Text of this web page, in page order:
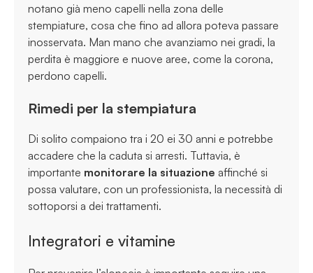
notano già meno capelli nella zona delle
stempiature, cosa che fino ad allora poteva passare
inosservata. Man mano che avanziamo nei gradi, la
perdita è maggiore e nuove aree, come la corona,
perdono capelli.
Rimedi per la stempiatura
Di solito compaiono tra i 20 ei 30 anni e potrebbe
accadere che la caduta si arresti. Tuttavia, è
importante monitorare la situazione affinché si
possa valutare, con un professionista, la necessità di
sottoporsi a dei trattamenti.
Integratori e vitamine